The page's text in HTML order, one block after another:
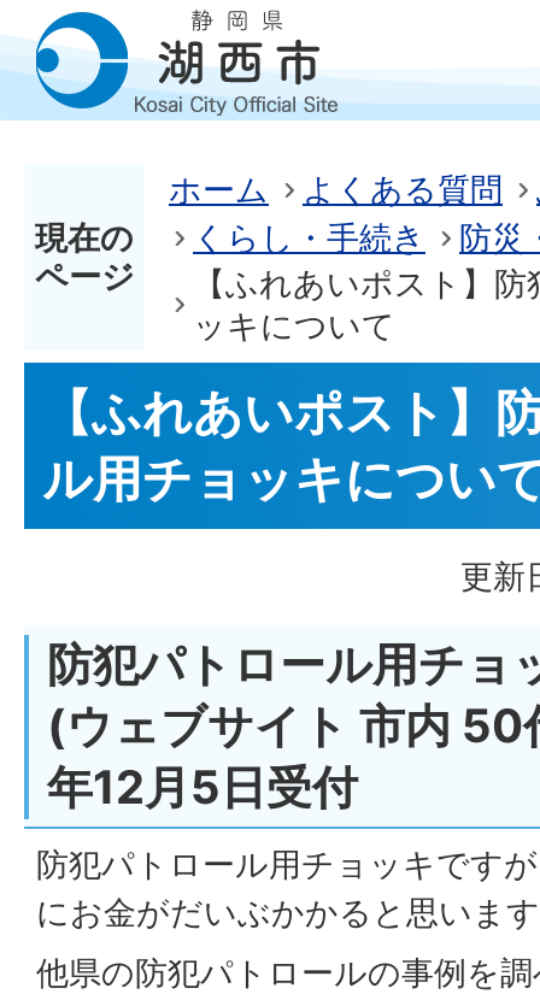
現在の
ページ
ホーム よくある質問
くらし・手続き
防災
【ふれあいポスト】
ッキについて
【ふれあいポスト】
ル用チョッキについ
更新
防犯パトロール用チョ
(ウェブサイト 市内
年12月5日受付
防犯パトロール用チョッキです
にお金がだいぶかかると思いま
他県の防犯パトロールの事例を